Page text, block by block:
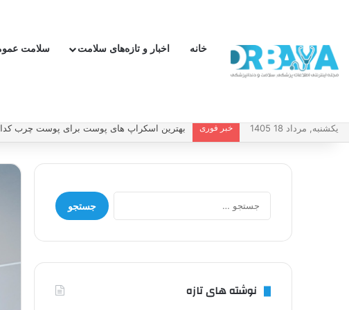
خانه اخبار و تازه‌های سلامت سلامت
یکشنبه, مرداد 18 1405 خبر فوری چطور فشار خون بالا را کنترل کنیم و بدون
جستجو
برای:
نوشته های تازه